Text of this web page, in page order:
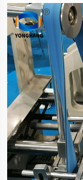
პროდუქტი. ეს
ლოგისტიკის